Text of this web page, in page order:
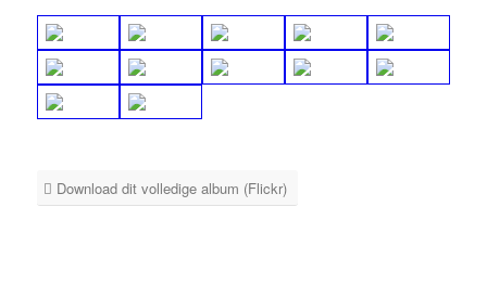
Download dit volledige album (Flickr)